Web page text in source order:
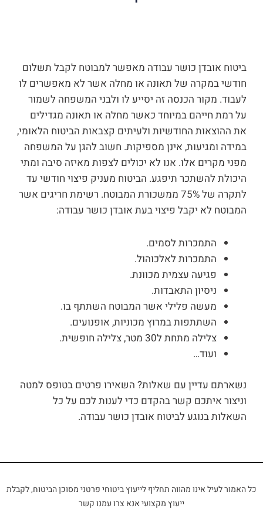
ביטוח אובדן כושר עבודה מאפשר למבוטח לקבל תשלום
חודשי במקרה של תאונה או מחלה אשר לא מאפשרים לו
לעבוד. מקור הכנסה זה יסייע לו ולבני המשפחה לשמור
על רמת חייהם במיוחד כאשר מחלה או תאונה מגדילים
את ההוצאות החודשיות ולעיתים קצבאות הביטוח הלאומי,
במידה ומגיעות, אינן מספיקות. חשוב להגן על המשפחה
מפני מקרים אלו. אנו לא יכולים לצפות מאיזה סיבה ומתי
היכולת להשתכר תיפגע. הביטוח מעניק פיצוי חודשי עד
לתקרה של 75% ממשכורת המבוטח. רשימת חריגים אשר
המבוטח לא יקבל פיצוי בעת אובדן כושר עבודה:
התמכרות לסמים.
התמכרות לאלכוהול.
פגיעה עצמית מכוונת.
ניסיון התאבדות.
מעשה פלילי אשר המבוטח השתתף בו.
השתתפות במרוץ מכוניות, אופנועים.
צלילה מתחת ל30 מטר, צלילה חופשית.
ועוד…
נשארתם עדיין עם שאלות? השאירו פרטים בטופס למטה
וניצור איתכם קשר בהקדם כדי לענות לכם על כל
השאלות בנוגע לביטוח אובדן כושר עבודה.
כל האמור לעיל אינו מהווה תחליף לייעוץ ביטוחי פרטני מסוכן הביטוח, לקבלת
ייעוץ מקצועי אנא צרו עמנו קשר